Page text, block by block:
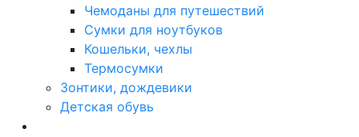
Чемоданы для путешествий
Сумки для ноутбуков
Кошельки, чехлы
Термосумки
Зонтики, дождевики
Детская обувь